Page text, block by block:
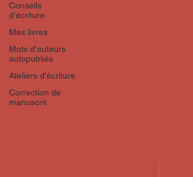
Conseils
d'écriture
Mes livres
Mots d'auteurs
autopubliés
Ateliers d'écriture
Correction de
manuscrit